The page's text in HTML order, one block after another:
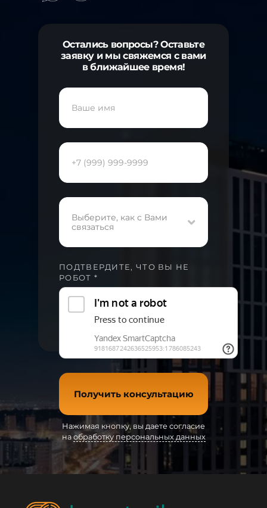
Остались вопросы? Оставьте
заявку и мы свяжемся с вами
в ближайшее время!
Выберите, как с Вами
связаться
ПОДТВЕРДИТЕ, ЧТО ВЫ НЕ
РОБОТ *
Получить консультацию
Нажимая кнопку, вы даете согласие
на обработку персональных данных